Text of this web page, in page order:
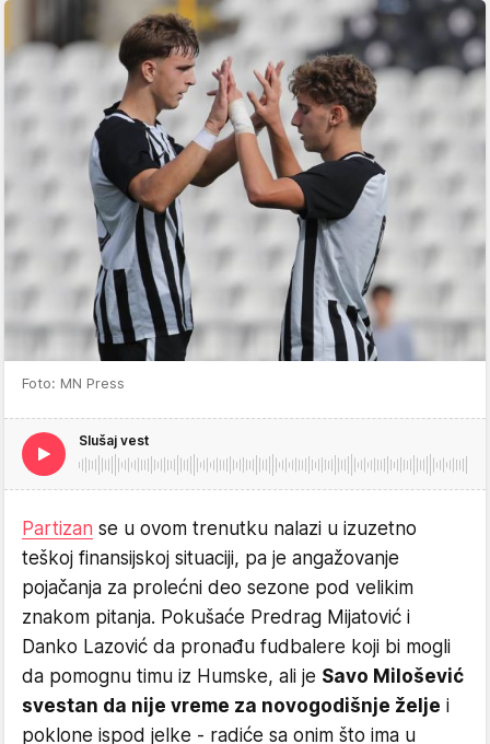
Foto: MN Press
Slušaj vest
Partizan se u ovom trenutku nalazi u izuzetno
teškoj finansijskoj situaciji, pa je angažovanje
pojačanja za prolećni deo sezone pod velikim
znakom pitanja. Pokušaće Predrag Mijatović i
Danko Lazović da pronađu fudbalere koji bi mogli
da pomognu timu iz Humske, ali je Savo Milošević
svestan da nije vreme za novogodišnje želje i
poklone ispod jelke - radiće sa onim što ima u